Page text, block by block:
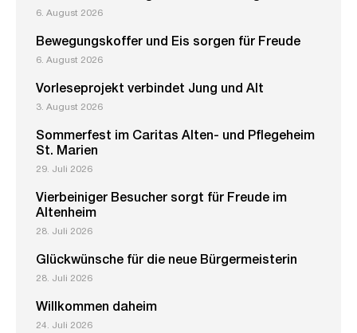
6. August 2026
Bewegungskoffer und Eis sorgen für Freude
6. August 2026
Vorleseprojekt verbindet Jung und Alt
3. August 2026
Sommerfest im Caritas Alten- und Pflegeheim
St. Marien
29. Juli 2026
Vierbeiniger Besucher sorgt für Freude im
Altenheim
28. Juli 2026
Glückwünsche für die neue Bürgermeisterin
28. Juli 2026
Willkommen daheim
24. Juli 2026